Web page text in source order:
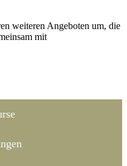
weiteren Angeboten um, die
mit